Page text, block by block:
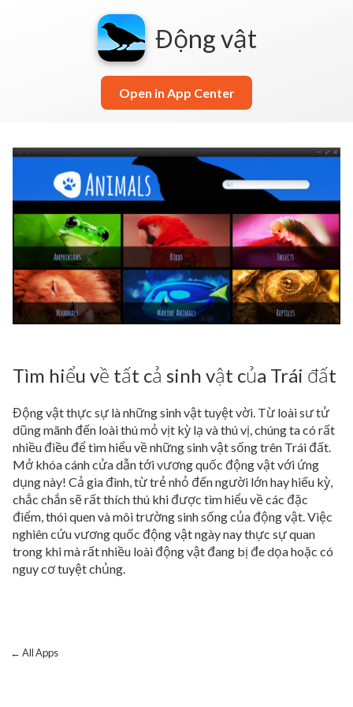
Động vật
Open in App Center
Tìm hiểu về tất cả sinh vật của Trái đất
Động vật thực sự là những sinh vật tuyệt vời. Từ loài sư tử
dũng mãnh đến loài thú mỏ vịt kỳ lạ và thú vị, chúng ta có rất
nhiều điều để tìm hiểu về những sinh vật sống trên Trái đất.
Mở khóa cánh cửa dẫn tới vương quốc động vật với ứng
dụng này! Cả gia đình, từ trẻ nhỏ đến người lớn hay hiếu kỳ,
chắc chắn sẽ rất thích thú khi được tìm hiểu về các đặc
điểm, thói quen và môi trường sinh sống của động vật. Việc
nghiên cứu vương quốc động vật ngày nay thực sự quan
trong khi mà rất nhiều loài động vật đang bị đe dọa hoặc có
nguy cơ tuyệt chủng.
← All Apps